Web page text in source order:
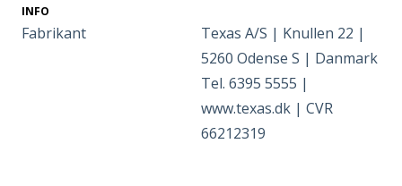
INFO
Fabrikant
Texas A/S | Knullen 22 |
5260 Odense S | Danmark
Tel. 6395 5555 |
www.texas.dk | CVR
66212319